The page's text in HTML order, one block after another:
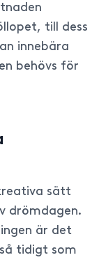
till dess
innebära
behövs för
sätt
drömdagen.
är det
tidigt som